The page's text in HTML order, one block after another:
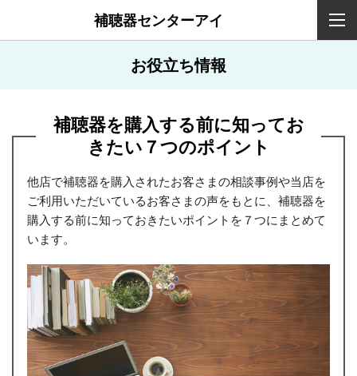
補聴器センターアイ
お役立ち情報
補聴器を購入する前に知ってお
きたい７つのポイント
他店で補聴器を購入されたお客さまの相談事例や当店を
ご利用いただいているお客さまの声をもとに、補聴器を
購入する前に知っておきたいポイントを７つにまとめて
います。